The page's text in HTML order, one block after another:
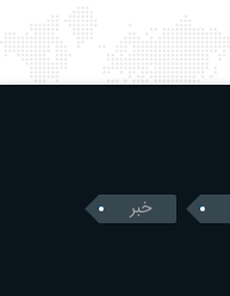
خبر